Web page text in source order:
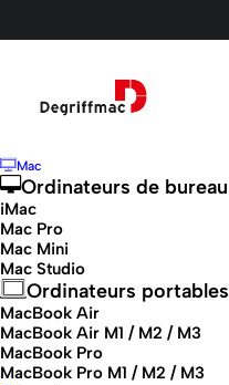
Mac
Ordinateurs de bureau
iMac
Mac Pro
Mac Mini
Mac Studio
Ordinateurs portables
MacBook Air
MacBook Air M1 / M2 / M3
MacBook Pro
MacBook Pro M1 / M2 / M3